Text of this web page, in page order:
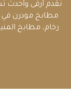
نقدم أرقى وأحدث
مطابخ مودرن في
رخام، مطابخ